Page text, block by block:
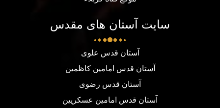
سایت آستان های مقدس
آستان قدس علوی
آستان قدس امامین کاظمین
آستان قدس رضوی
آستان قدس امامین عسکریین